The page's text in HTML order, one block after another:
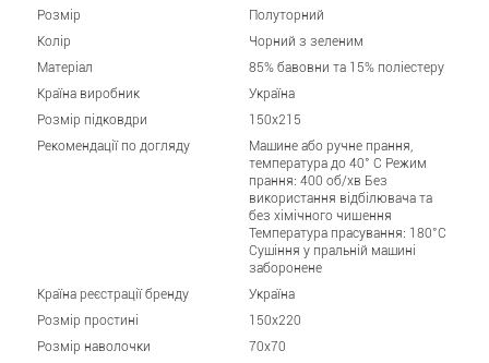
Розмір
Полуторний
Колір
Чорний з зеленим
Матеріал
85% бавовни та 15% поліестеру
Країна виробник
Україна
Розмір підковдри
150x215
Рекомендації по догляду
Машине або ручне прання,
температура до 40° C Режим
прання: 400 об/хв Без
використання відбілювача та
без хімічного чищення
Температура прасування: 180°C
Сушіння у пральній машині
заборонене
Країна реєстрації бренду
Україна
Розмір простині
150x220
Розмір наволочки
70x70